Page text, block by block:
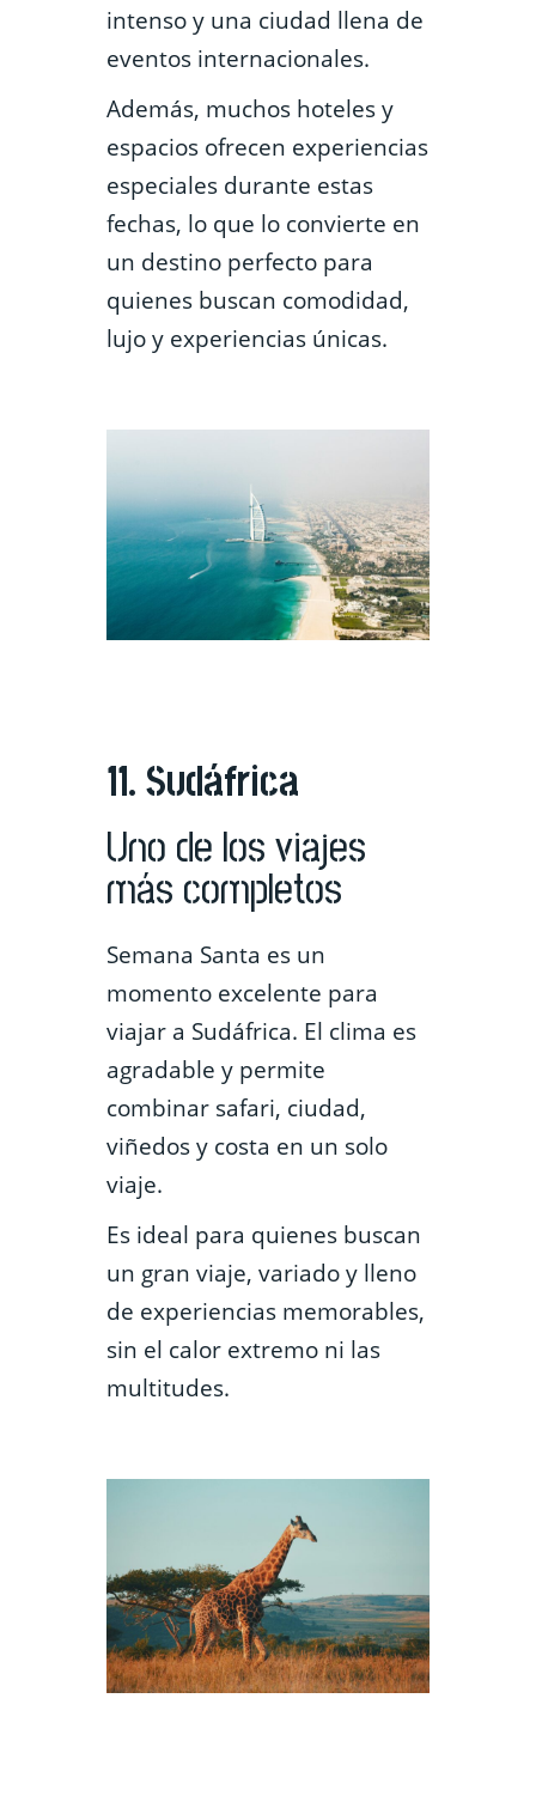
intenso y una ciudad llena de
eventos internacionales.
Además, muchos hoteles y
espacios ofrecen experiencias
especiales durante estas
fechas, lo que lo convierte en
un destino perfecto para
quienes buscan comodidad,
lujo y experiencias únicas.
11. Sudáfrica
Uno de los viajes
más completos
Semana Santa es un
momento excelente para
viajar a Sudáfrica. El clima es
agradable y permite
combinar safari, ciudad,
viñedos y costa en un solo
viaje.
Es ideal para quienes buscan
un gran viaje, variado y lleno
de experiencias memorables,
sin el calor extremo ni las
multitudes.